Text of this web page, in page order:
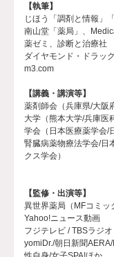
【執筆】
じほう「調剤と情報」
南山堂「薬局」、
薬ゼミ、診断と治療社
ダイヤモンド・ドラッ
m3.com
【講義・講演等】
薬剤師会（兵庫県/大阪
大学（熊本大学/兵庫医
学会（日本医療薬学会/
腎臓病薬物療法学会/日
クス学会）
【監修・出演等】
異世界薬局（MFコミッ
Yahoo!ニュース動画
フジテレビ / TBSラジオ
yomiDr./朝日新聞